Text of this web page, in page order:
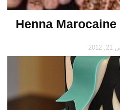
Henna
2012